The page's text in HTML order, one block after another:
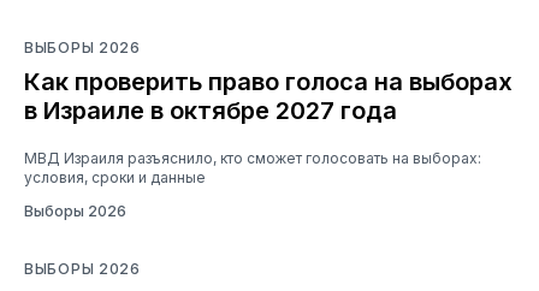
ВЫБОРЫ 2026
Как проверить право голоса на выборах
в Израиле в октябре 2027 года
МВД Израиля разъяснило, кто сможет голосовать на выборах:
условия, сроки и данные
Выборы 2026
ВЫБОРЫ 2026